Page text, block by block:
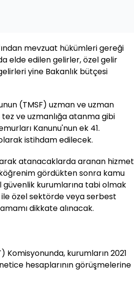
mevzuat hükümleri gereği
elde edilen gelirler, özel gelir
yine Bakanlık bütçesi
(TMSF) uzman ve uzman
tez ve uzmanlığa atanma gibi
Kanunu'nun ek 41.
istihdam edilecek.
atanacaklarda aranan hizmet
gördükten sonra kamu
güvenlik kurumlarına tabi olmak
ile özel sektörde veya serbest
dikkate alınacak.
Komisyonunda, kurumların 2021
hesaplarının görüşmelerine